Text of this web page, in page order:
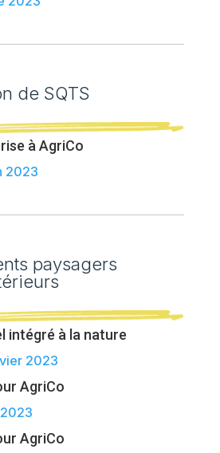
de SQTS
à AgriCo
2023
paysagers
intégré à la nature
2023
AgriCo
AgriCo